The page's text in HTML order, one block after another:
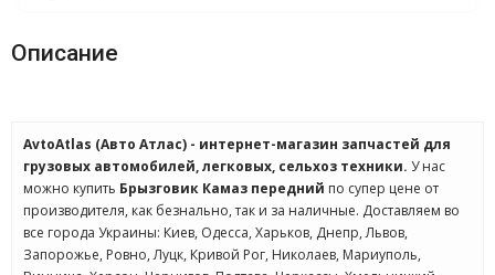
Описание
AvtoAtlas (Авто Атлас) - интернет-магазин запчастей для
грузовых автомобилей, легковых, сельхоз техники. У нас
можно купить Брызговик Камаз передний по супер цене от
производителя, как безнально, так и за наличные. Доставляем во
все города Украины: Киев, Одесса, Харьков, Днепр, Львов,
Запорожье, Ровно, Луцк, Кривой Рог, Николаев, Мариуполь,